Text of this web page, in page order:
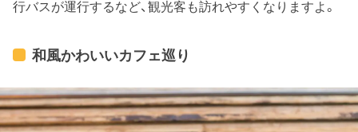
行バスが運行するなど、観光客も訪れやすくなりますよ。
和風かわいいカフェ巡り